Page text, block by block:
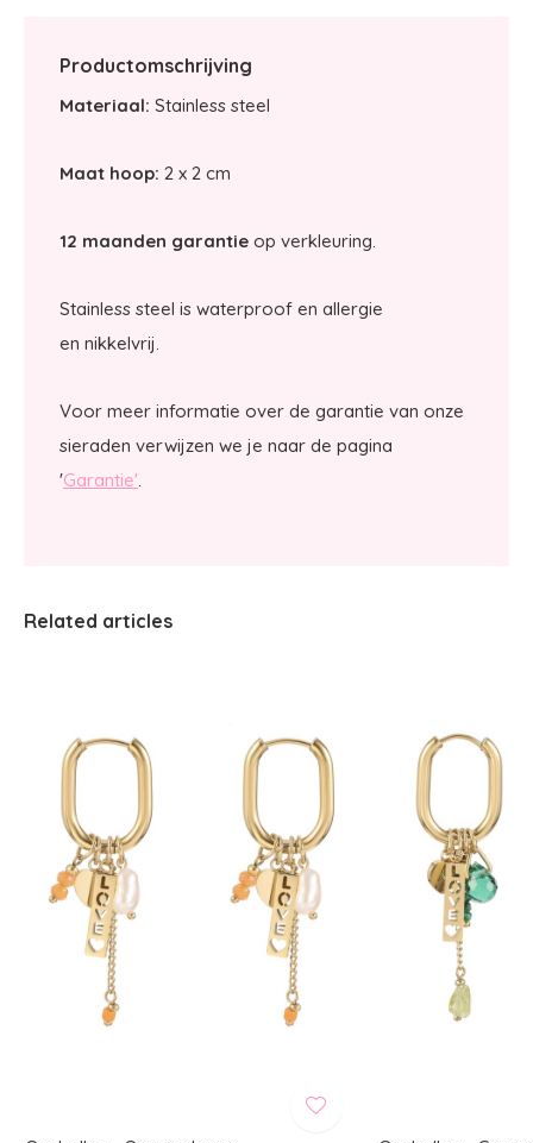
Productomschrijving
Materiaal: Stainless steel
Maat hoop: 2 x 2 cm
12 maanden garantie op verkleuring.
Stainless steel is waterproof en allergie
en nikkelvrij.
Voor meer informatie over de garantie van onze
sieraden verwijzen we je naar de pagina
'Garantie'.
Related articles